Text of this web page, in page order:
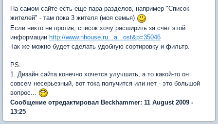
На самом сайте есть еще пара разделов, например "Список
жителей" - там пока 3 жителя (моя семья)
Если никто не против, список хочу расширить за счет этой
информации http://www.nhouse.ru...a...ost&p=35046
Так же можно будет сделать удобную сортировку и фильтр.
PS:
1. Дизайн сайта конечно хочется улучшить, а то какой-то он
совсем несерьезный, вот тока получится или нет - это большой
вопрос...
Сообщение отредактировал Beckhammer: 11 August 2009 -
13:25